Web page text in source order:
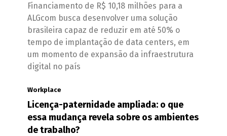
Financiamento de R$ 10,18 milhões para a
ALGcom busca desenvolver uma solução
brasileira capaz de reduzir em até 50% o
tempo de implantação de data centers, em
um momento de expansão da infraestrutura
digital no país
Workplace
Licença-paternidade ampliada: o que
essa mudança revela sobre os ambientes
de trabalho?